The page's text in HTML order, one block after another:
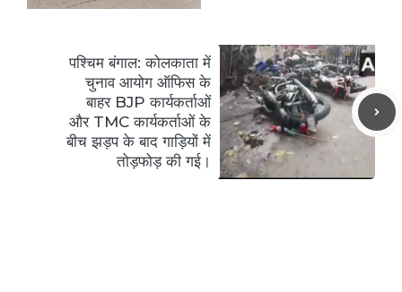
पश्चिम बंगाल: कोलकाता में
चुनाव आयोग ऑफिस के
बाहर BJP कार्यकर्ताओं
और TMC कार्यकर्ताओं के
बीच झड़प के बाद गाड़ियों में
तोड़फोड़ की गई।